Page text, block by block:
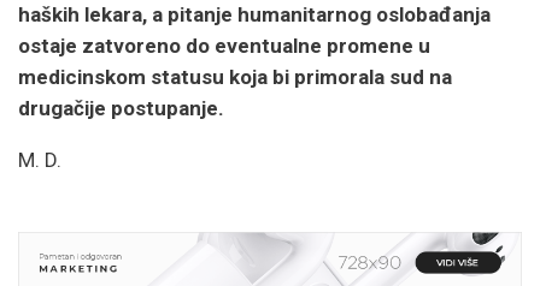
haških lekara, a pitanje humanitarnog oslobađanja
ostaje zatvoreno do eventualne promene u
medicinskom statusu koja bi primorala sud na
drugačije postupanje.
M. D.